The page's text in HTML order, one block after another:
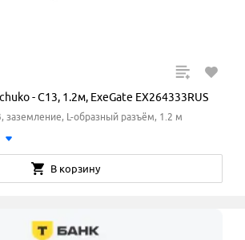
- C13, 1.2м, ExeGate EX264333RUS
заземление, L-образный разъём, 1.2 м
В корзину